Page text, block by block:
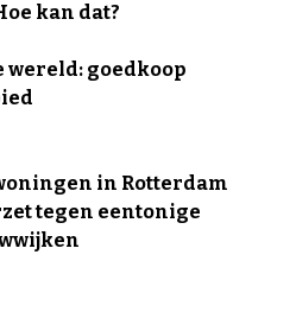
kan dat?
wereld: goedkoop
in Rotterdam
tegen eentonige